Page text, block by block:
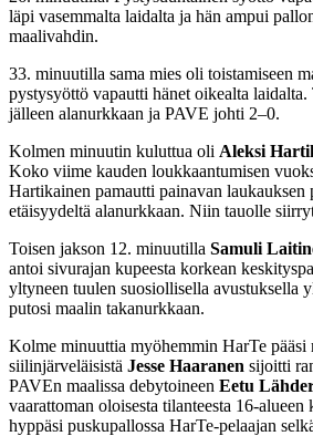
läpi vasemmalta laidalta ja hän ampui
maalivahdin.
33. minuutilla sama mies oli toistamiseen
pystysyöttö vapautti hänet oikealta
jälleen alanurkkaan ja PAVE johti 2–0.
Kolmen minuutin kuluttua oli Aleksi
Koko viime kauden loukkaantumisen
Hartikainen pamautti painavan laukauksen
etäisyydeltä alanurkkaan. Niin tauolle
Toisen jakson 12. minuutilla Samuli
antoi sivurajan kupeesta korkean
yltyneen tuulen suosiollisella avustuksella
putosi maalin takanurkkaan.
Kolme minuuttia myöhemmin HarTe pääsi
siilinjärveläisistä Jesse Haaranen sijoitti
PAVEn maalissa debytoineen Eetu
vaarattoman oloisesta tilanteesta 16-
hyppäsi puskupallossa HarTe-pelaajan